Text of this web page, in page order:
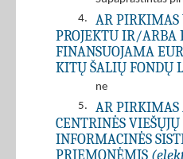
4.
AR PIRKIMAS
PROJEKTU IR/ARBA
FINANSUOJAMA
KITŲ ŠALIŲ FONDŲ
ne
5.
AR
CENTRINĖS
INFORMACINĖS
PRIEMONĖMIS